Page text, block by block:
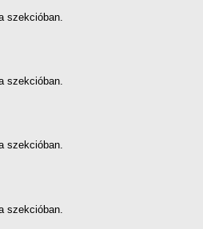
szekcióban.
szekcióban.
szekcióban.
szekcióban.